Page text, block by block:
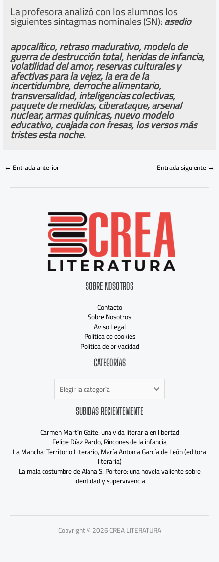
La profesora analizó con los alumnos los
siguientes sintagmas nominales (SN):asedio
apocalítico, retraso madurativo, modelo de
guerra de destrucción total, heridas de infancia,
volatilidad del amor, reservas culturales y
afectivas para la vejez, la era de la
incertidumbre, derroche alimentario,
transversalidad, inteligencias colectivas,
paquete de medidas,ciberataque, arsenal
nuclear, armasquímicas,nuevomodelo
educativo, cuajada con fresas, los versos más
tristes esta noche.
← Entrada anterior Entrada siguiente→
SOBRE NOSOTROS
Contacto
Sobre Nosotros
Aviso Legal
Politica de cookies
Politica de privacidad
CATEGORÍAS
SUBIDAS RECIENTEMENTE
Carmen Martín Gaite: una vida literaria en libertad
Felipe Díaz Pardo, Rincones de la infancia
La Mancha: Territorio Literario, María Antonia García de León (editora
literaria)
La mala costumbre de Alana S. Portero: una novela valiente sobre
identidad y supervivencia
Copyright © 2026 CREA LITERATURA